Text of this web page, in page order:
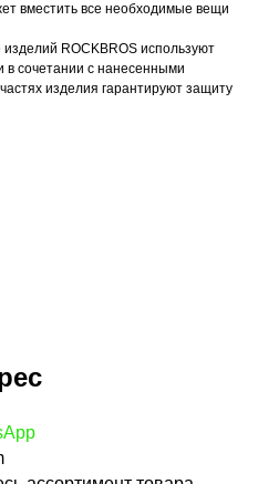
вместить все необходимые вещи
изделий ROCKBROS используют
в сочетании с нанесенными
изделия гарантируют защиту